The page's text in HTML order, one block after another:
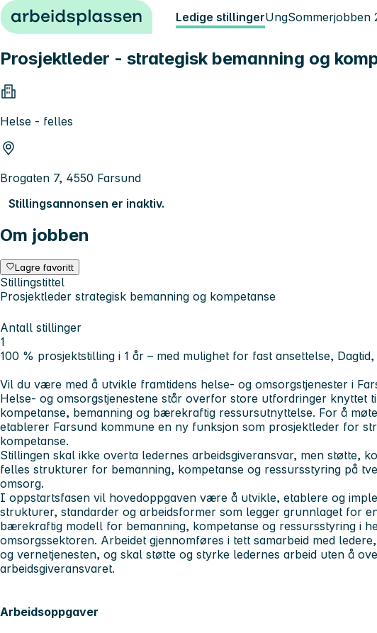
Hopp til innhold Ledige stillingerUngSommerjobben
Prosjektleder - strategisk bemanning og
Helse - felles
Brogaten 7, 4550 Farsund
Stillingsannonsen er inaktiv.
Om jobben
Lagre favoritt
Stillingstittel
Prosjektleder strategisk bemanning og kompetanse
Antall stillinger
1
100 % prosjektstilling i 1 år – med mulighet for fast ansettelse, Dagtid,
Vil du være med å utvikle framtidens helse- og omsorgstjenester i
Helse- og omsorgstjenestene står overfor store utfordringer knyttet
kompetanse, bemanning og bærekraftig ressursutnyttelse. For å
etablerer Farsund kommune en ny funksjon som prosjektleder for
kompetanse.
Stillingen skal ikke overta ledernes arbeidsgiveransvar, men støtte,
felles strukturer for bemanning, kompetanse og ressursstyring på
omsorg.
I oppstartsfasen vil hovedoppgaven være å utvikle, etablere og
strukturer, standarder og arbeidsformer som legger grunnlaget for
bærekraftig modell for bemanning, kompetanse og ressursstyring i
omsorgssektoren. Arbeidet gjennomføres i tett samarbeid med
og vernetjenesten, og skal støtte og styrke ledernes arbeid uten å
arbeidsgiveransvaret.
Arbeidsoppgaver